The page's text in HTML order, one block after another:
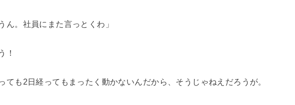
ん。社員にまた言っとくわ」
！
ても2日経ってもまったく動かないんだから、そうじゃねえだろうが。